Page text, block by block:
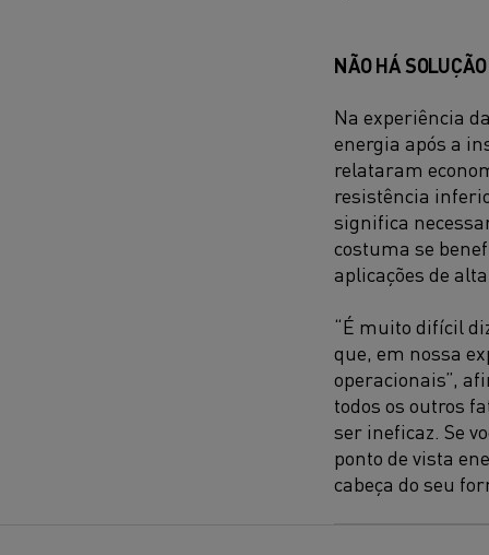
NÃO HÁ
Na experiência
energia após a
relataram
resistência
significa
costuma se
aplicações de
“É muito difícil
que, em nossa
operacionais”,
todos os outros
ser ineficaz. Se
ponto de vista
cabeça do seu